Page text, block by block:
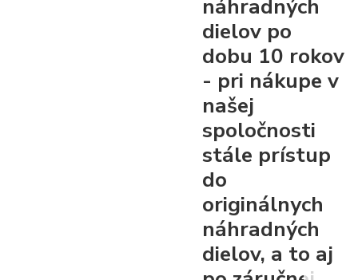
náhradných
dielov po
dobu 10 rokov
- pri nákupe v
našej
spoločnosti
stále prístup
do
originálnych
náhradných
dielov, a to aj